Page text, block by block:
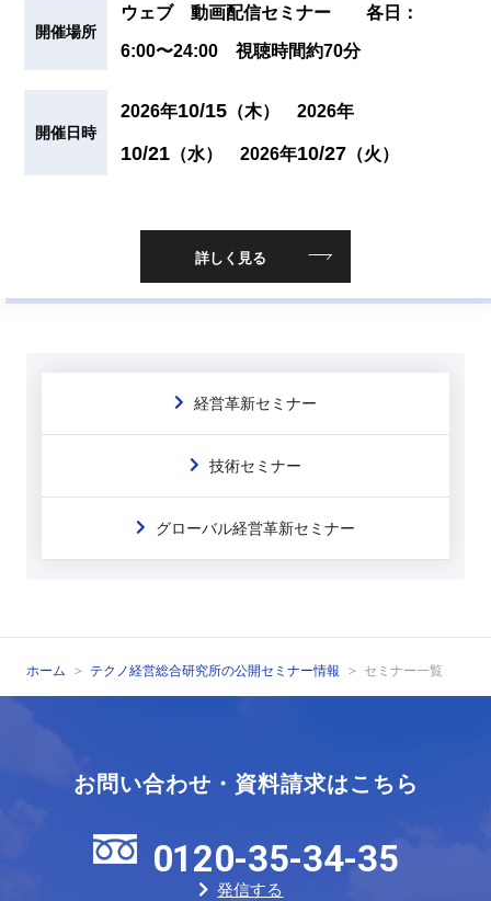
開催場所
ウェブ 動画配信セミナー 各日：
6:00〜24:00 視聴時間約70分
開催日時
2026年10/15 （木） 2026年
10/21 （水） 2026年10/27 （火）
詳しく見る
経営革新セミナー
技術セミナー
グローバル経営革新セミナー
ホーム テクノ経営総合研究所の公開セミナー情報 セミナー一覧
お問い合わせ・資料請求はこちら
0120-35-34-35
発信する